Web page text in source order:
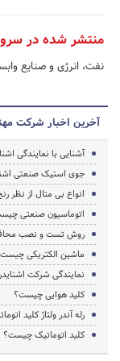
منتشر شده در
نفت، انرژی و صنایع
آخرین اخبار شرکت
آشنایی با نمایندگی
جوی استیک صنعتی
انواع بی متال از نظر
اتوماسیون صنعتی
روش تست و نصب
ماشین الکتریکی
نمایندگی شرکت
کلید هوایی چیست؟
رله آندر ولتاژ کلید
کلید اتوماتیک چیست؟